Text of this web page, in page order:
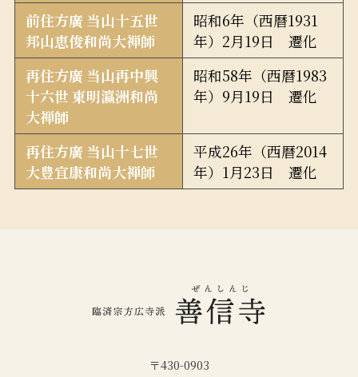
前住方廣 当山十五世
邦山恵俊和尚大禅師
昭和6年（西暦1931
年）2月19日 遷化
再住方廣 当山再中興
十六世 東明瀛洲和尚
大禅師
昭和58年（西暦1983
年）9月19日 遷化
再住方廣 当山十七世
大豊宜康和尚大禅師
平成26年（西暦2014
年）1月23日 遷化
〒430-0903